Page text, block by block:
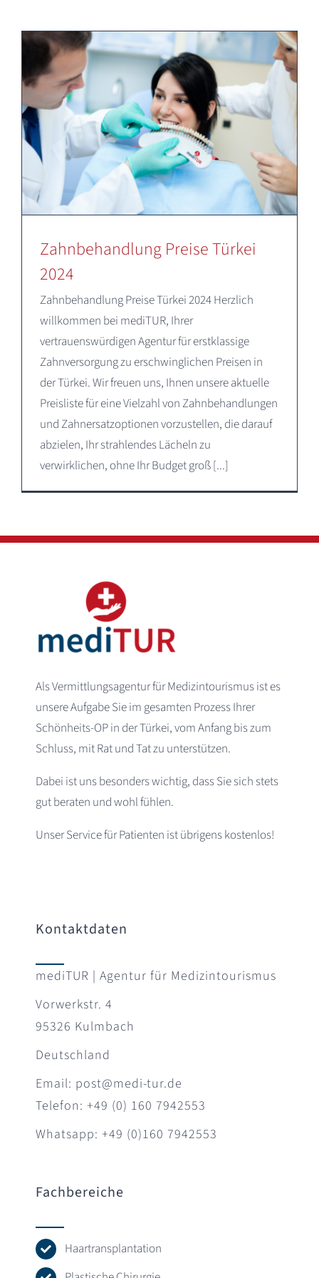
Zahnbehandlung Preise Türkei
2024
Zahnbehandlung Preise Türkei 2024 Herzlich
willkommen bei mediTUR, Ihrer
vertrauenswürdigen Agentur für erstklassige
Zahnversorgung zu erschwinglichen Preisen in
der Türkei. Wir freuen uns, Ihnen unsere aktuelle
Preisliste für eine Vielzahl von Zahnbehandlungen
und Zahnersatzoptionen vorzustellen, die darauf
abzielen, Ihr strahlendes Lächeln zu
verwirklichen, ohne Ihr Budget groß [...]
Als Vermittlungsagentur für Medizintourismus ist es
unsere Aufgabe Sie im gesamten Prozess Ihrer
Schönheits-OP in der Türkei, vom Anfang bis zum
Schluss, mit Rat und Tat zu unterstützen.
Dabei ist uns besonders wichtig, dass Sie sich stets
gut beraten und wohl fühlen.
Unser Service für Patienten ist übrigens kostenlos!
Kontaktdaten
mediTUR | Agentur für Medizintourismus
Vorwerkstr. 4
95326 Kulmbach
Deutschland
Email: post@medi-tur.de
Telefon: +49 (0) 160 7942553
Whatsapp: +49 (0)160 7942553
Fachbereiche
Haartransplantation